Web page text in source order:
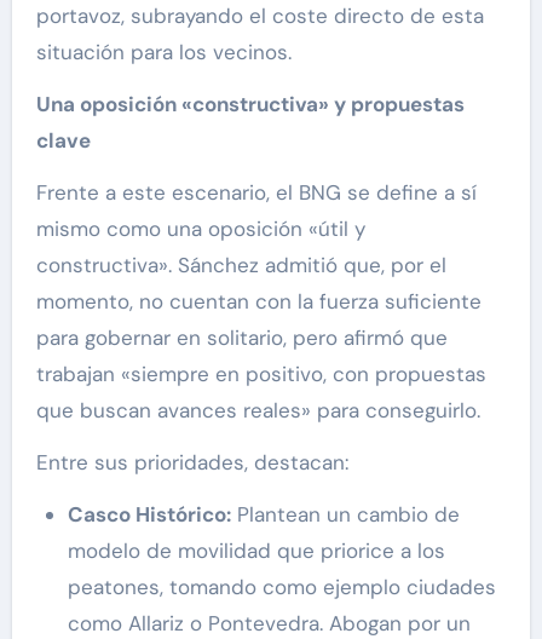
portavoz, subrayando el coste directo de esta
situación para los vecinos.
Una oposición «constructiva» y propuestas
clave
Frente a este escenario, el BNG se define a sí
mismo como una oposición «útil y
constructiva». Sánchez admitió que, por el
momento, no cuentan con la fuerza suficiente
para gobernar en solitario, pero afirmó que
trabajan «siempre en positivo, con propuestas
que buscan avances reales» para conseguirlo.
Entre sus prioridades, destacan:
Casco Histórico:Plantean un cambio de
modelo de movilidad que priorice a los
peatones, tomando como ejemplo ciudades
como Allariz o Pontevedra. Abogan por un